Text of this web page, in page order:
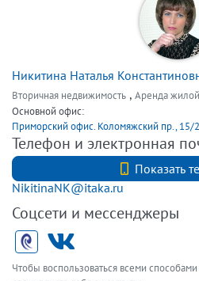
Никитина Наталья
Вторичная недвижимость , Аренда
Основной офис:
Приморский офис. Коломяжский пр., 15/2
Телефон и электронная
Показать
NikitinaNK@itaka.ru
Соцсети и мессенджеры
Чтобы воспользоваться всеми